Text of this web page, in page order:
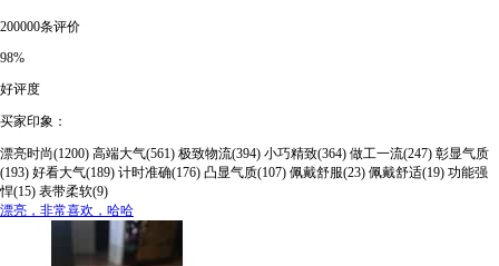
200000条评价
98%
好评度
买家印象：
漂亮时尚(1200) 高端大气(561) 极致物流(394) 小巧精致(364) 做工一流(247) 彰显气质
(193) 好看大气(189) 计时准确(176) 凸显气质(107) 佩戴舒服(23) 佩戴舒适(19) 功能强
悍(15) 表带柔软(9)
漂亮，非常喜欢，哈哈